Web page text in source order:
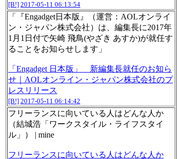
[B!] 2017-05-11 06:13:54
「『Engadget日本版』（運営：AOLオンライ
ン・ジャパン株式会社）は、編集長に2017年
1月1日付で矢崎 飛鳥(やざき あすか)が就任す
ることをお知らせします」
「Engadget 日本版」 新編集長就任のお知ら
せ｜AOLオンライン・ジャパン株式会社のプ
レスリリース
[B!] 2017-05-11 06:14:42
フリーランスに向いている人はどんな人か
（結城浩「ワークスタイル・ライフスタイ
ル」） | mine
フリーランスに向いている人はどんな人か